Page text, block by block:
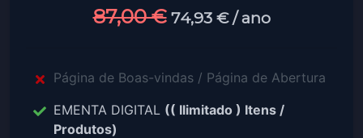
87,00 €74,93 €/ ano
Página de Boas-vindas / Página de Abertura
EMENTA DIGITAL (( Ilimitado ) Itens /
Produtos)